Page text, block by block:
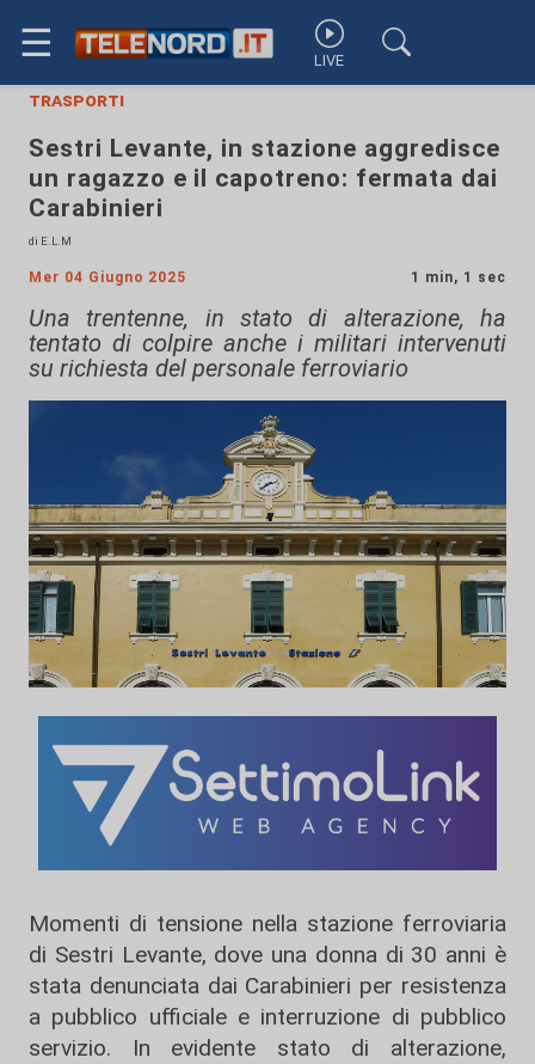
☰ LIVE
trasporti
Sestri Levante, in stazione aggredisce
un ragazzo e il capotreno: fermata dai
Carabinieri
di E.L.M
Mer 04 Giugno 2025 1 min, 1 sec
Una trentenne, in stato di alterazione, ha
tentato di colpire anche i militari intervenuti
su richiesta del personale ferroviario
Momenti di tensione nella stazione ferroviaria
di Sestri Levante, dove una donna di 30 anni è
stata denunciata dai Carabinieri per resistenza
a pubblico ufficiale e interruzione di pubblico
servizio. In evidente stato di alterazione,